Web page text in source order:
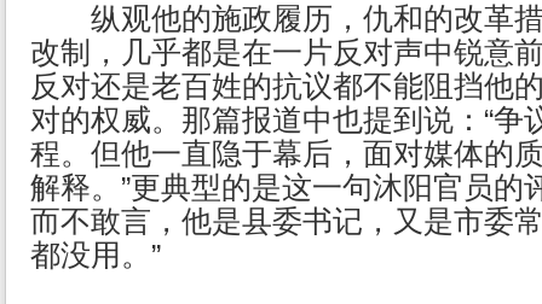
纵观他的施政履历，仇和的改革措
改制，几乎都是在一片反对声中锐意
反对还是老百姓的抗议都不能阻挡他
对的权威。那篇报道中也提到说：“争
程。但他一直隐于幕后，面对媒体的
解释。”更典型的是这一句沐阳官员
而不敢言，他是县委书记，又是市委
都没用。”